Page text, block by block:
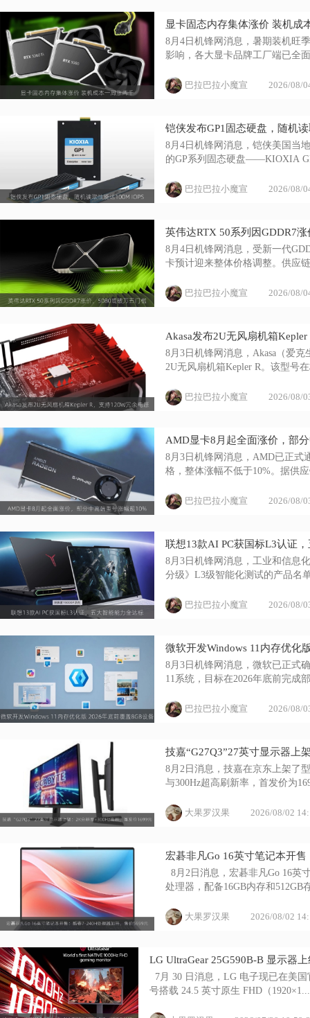
显卡固态内存集体涨价 装机成
8月4日机锋网消息，暑期装机旺
影响，各大显卡品牌工厂端已全
巴拉巴拉小魔宣
2026/08/
铠侠发布GP1固态硬盘，随机
8月4日机锋网消息，铠侠美国当
的GP系列固态硬盘——KIOXIA
巴拉巴拉小魔宣 2026/08/
英伟达RTX 50系列因GDDR7
8月4日机锋网消息，受新一代
卡预计迎来整体价格调整。供应
巴拉巴拉小魔宣 2026/08/
Akasa发布2U无风扇机箱
8月3日机锋网消息，Akasa（爱
2U无风扇机箱Kepler R。该型号
巴拉巴拉小魔宣 2026/08/
AMD显卡8月起全面涨价，部
8月3日机锋网消息，AMD已正式
格，整体涨幅不低于10%。据供
巴拉巴拉小魔宣 2026/08/
联想13款AI PC获国标L3认证
8月3日机锋网消息，工业和信息
分级》L3级智能化测试的产品名
巴拉巴拉小魔宣 2026/08/
微软开发Windows 11内存优化
8月3日机锋网消息，微软已正式
11系统，目标在2026年底前完成
巴拉巴拉小魔宣 2026/08/
技嘉“G27Q3”27英寸显示器上
8月2日消息，技嘉在京东上架了
与300Hz超高刷新率，首发价为
大果罗汉果 2026/08/02
宏碁非凡Go 16英寸笔记本开
8月2日消息，宏碁非凡Go 16英
处理器，配备16GB内存和512GB
大果罗汉果 2026/08/02
LG UltraGear 25G590B-B 显示器
7月 30 日消息，LG 电子现已在美
号搭载 24.5 英寸原生 FHD（1920×1...